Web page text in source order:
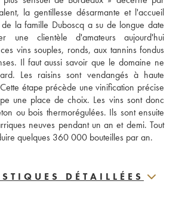
la gentillesse désarmante et l'accueil
la famille Duboscq a su de longue date
une clientèle d'amateurs aujourd'hui
vins souples, ronds, aux tannins fondus
Il faut aussi savoir que le domaine ne
Les raisins sont vendangés à haute
étape précède une vinification précise
une place de choix. Les vins sont donc
ou bois thermorégulées. Ils sont ensuite
neuves pendant un an et demi. Tout
quelques 360 000 bouteilles par an.
DÉTAILLÉES